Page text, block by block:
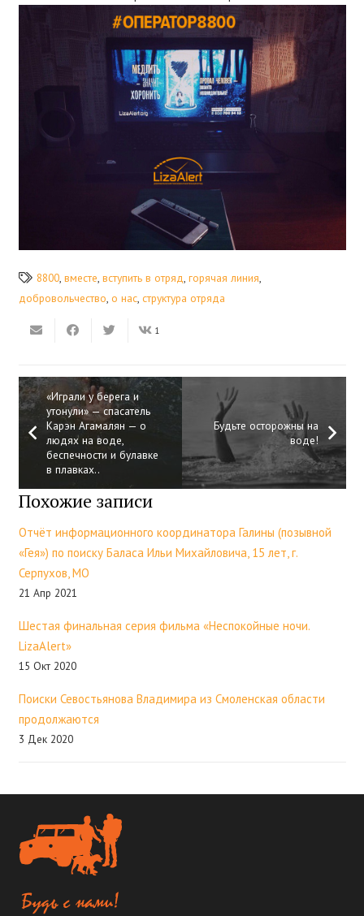
8800, вместе, вступить в отряд, горячая линия,
добровольчество, о нас, структура отряда
1
«Играли у берега и
утонули» — спасатель
Карэн Агамалян — о
людях на воде,
беспечности и булавке
в плавках..
Будьте осторожны на
воде!
Похожие записи
Отчëт информационного координатора Галины (позывной
«Гея») по поиску Баласа Ильи Михайловича, 15 лет, г.
Серпухов, МО
21 Апр 2021
Шестая финальная серия фильма «Неспокойные ночи.
LizaAlert»
15 Окт 2020
Поиски Севостьянова Владимира из Смоленская области
продолжаются
3 Дек 2020